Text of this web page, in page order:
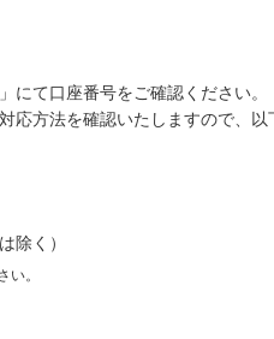
にて口座番号をご確認ください。
応方法を確認いたしますので、以
除く）
い。